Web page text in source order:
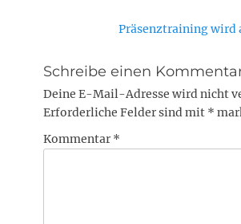
Präsenztraining wird
Schreibe einen
Deine E-Mail-Adresse wird nicht
Erforderliche Felder sind mit *
Kommentar *